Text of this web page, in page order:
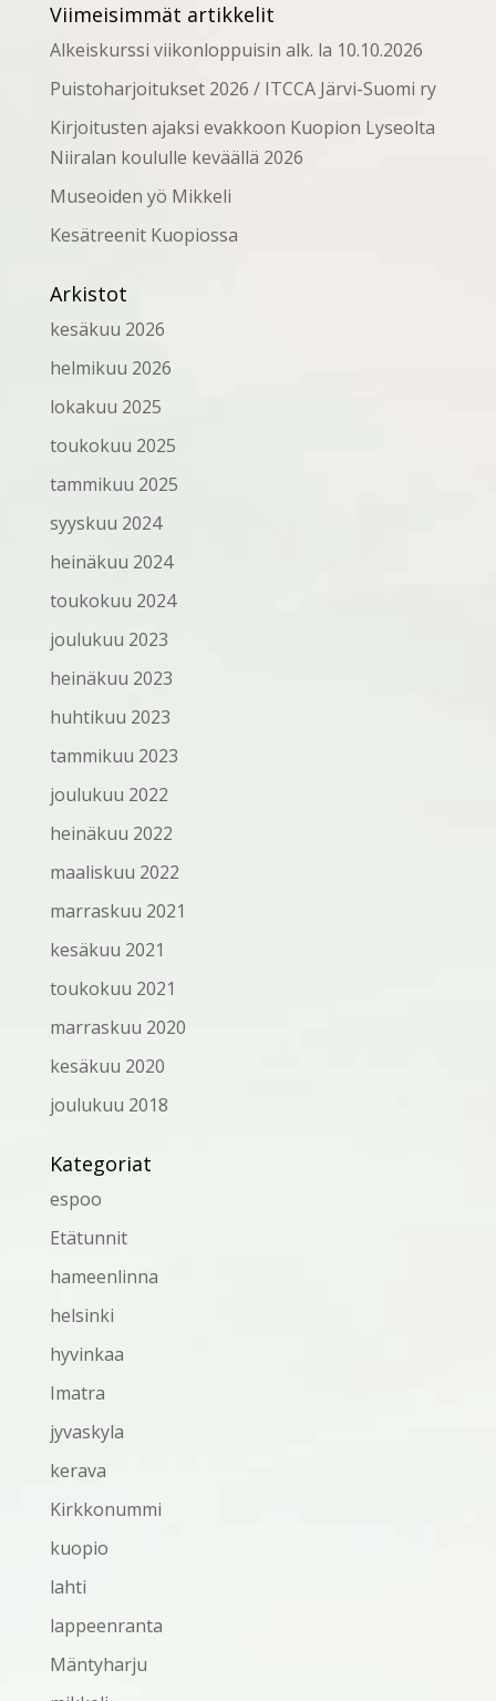
Viimeisimmät artikkelit
Alkeiskurssi viikonloppuisin alk. la 10.10.2026
Puistoharjoitukset 2026 / ITCCA Järvi-Suomi ry
Kirjoitusten ajaksi evakkoon Kuopion Lyseolta
Niiralan koululle keväällä 2026
Museoiden yö Mikkeli
Kesätreenit Kuopiossa
Arkistot
kesäkuu 2026
helmikuu 2026
lokakuu 2025
toukokuu 2025
tammikuu 2025
syyskuu 2024
heinäkuu 2024
toukokuu 2024
joulukuu 2023
heinäkuu 2023
huhtikuu 2023
tammikuu 2023
joulukuu 2022
heinäkuu 2022
maaliskuu 2022
marraskuu 2021
kesäkuu 2021
toukokuu 2021
marraskuu 2020
kesäkuu 2020
joulukuu 2018
Kategoriat
espoo
Etätunnit
hameenlinna
helsinki
hyvinkaa
Imatra
jyvaskyla
kerava
Kirkkonummi
kuopio
lahti
lappeenranta
Mäntyharju